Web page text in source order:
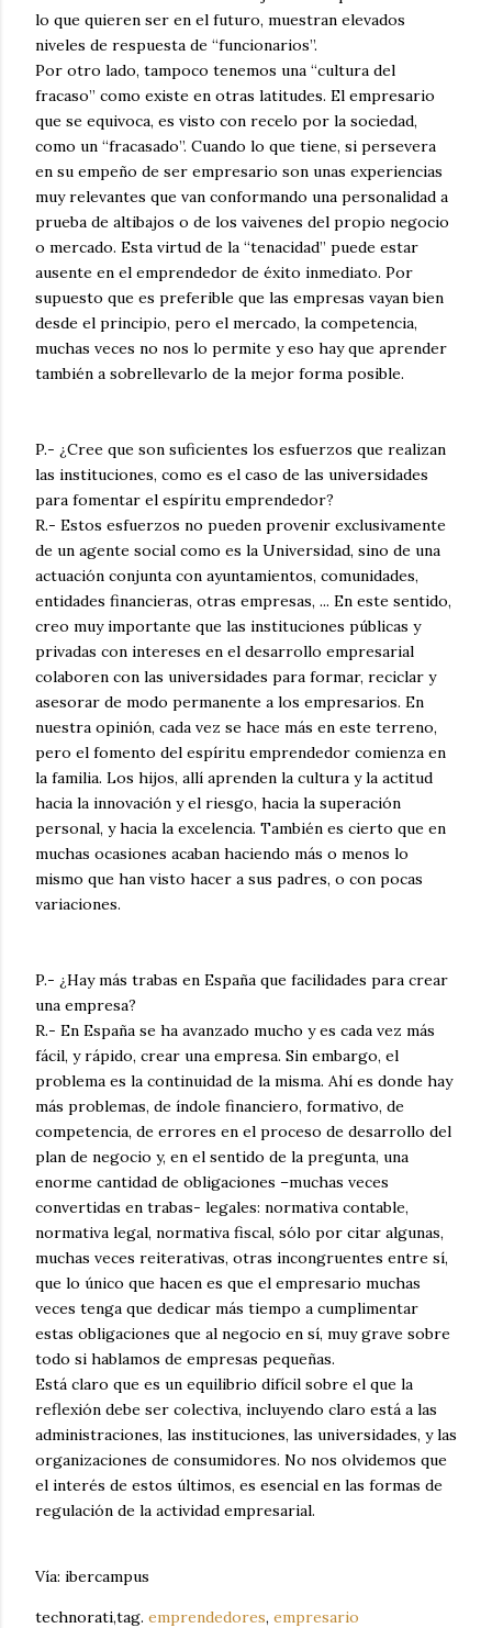
lo que quieren ser en el futuro, muestran elevados
niveles de respuesta de “funcionarios”.
Por otro lado, tampoco tenemos una “cultura del
fracaso” como existe en otras latitudes. El empresario
que se equivoca, es visto con recelo por la sociedad,
como un “fracasado”. Cuando lo que tiene, si persevera
en su empeño de ser empresario son unas experiencias
muy relevantes que van conformando una personalidad a
prueba de altibajos o de los vaivenes del propio negocio
o mercado. Esta virtud de la “tenacidad” puede estar
ausente en el emprendedor de éxito inmediato. Por
supuesto que es preferible que las empresas vayan bien
desde el principio, pero el mercado, la competencia,
muchas veces no nos lo permite y eso hay que aprender
también a sobrellevarlo de la mejor forma posible.
P.- ¿Cree que son suficientes los esfuerzos que realizan
las instituciones, como es el caso de las universidades
para fomentar el espíritu emprendedor?
R.- Estos esfuerzos no pueden provenir exclusivamente
de un agente social como es la Universidad, sino de una
actuación conjunta con ayuntamientos, comunidades,
entidades financieras, otras empresas, ... En este sentido,
creo muy importante que las instituciones públicas y
privadas con intereses en el desarrollo empresarial
colaboren con las universidades para formar, reciclar y
asesorar de modo permanente a los empresarios. En
nuestra opinión, cada vez se hace más en este terreno,
pero el fomento del espíritu emprendedor comienza en
la familia. Los hijos, allí aprenden la cultura y la actitud
hacia la innovación y el riesgo, hacia la superación
personal, y hacia la excelencia. También es cierto que en
muchas ocasiones acaban haciendo más o menos lo
mismo que han visto hacer a sus padres, o con pocas
variaciones.
P.- ¿Hay más trabas en España que facilidades para crear
una empresa?
R.- En España se ha avanzado mucho y es cada vez más
fácil, y rápido, crear una empresa. Sin embargo, el
problema es la continuidad de la misma. Ahí es donde hay
más problemas, de índole financiero, formativo, de
competencia, de errores en el proceso de desarrollo del
plan de negocio y, en el sentido de la pregunta, una
enorme cantidad de obligaciones –muchas veces
convertidas en trabas- legales: normativa contable,
normativa legal, normativa fiscal, sólo por citar algunas,
muchas veces reiterativas, otras incongruentes entre sí,
que lo único que hacen es que el empresario muchas
veces tenga que dedicar más tiempo a cumplimentar
estas obligaciones que al negocio en sí, muy grave sobre
todo si hablamos de empresas pequeñas.
Está claro que es un equilibrio difícil sobre el que la
reflexión debe ser colectiva, incluyendo claro está a las
administraciones, las instituciones, las universidades, y las
organizaciones de consumidores. No nos olvidemos que
el interés de estos últimos, es esencial en las formas de
regulación de la actividad empresarial.
Vía: ibercampus
technorati,tag. emprendedores, empresario